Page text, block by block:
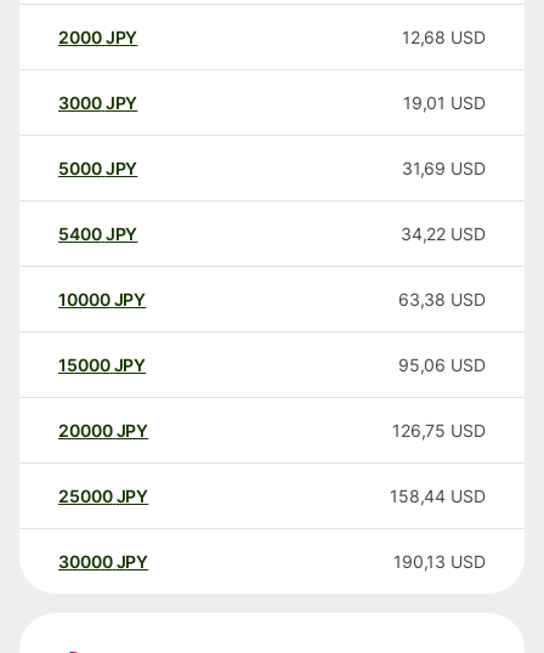
2000JPY 12,68 USD
3000JPY 19,01 USD
5000JPY 31,69 USD
5400JPY 34,22 USD
10000 JPY 63,38 USD
15000 JPY 95,06 USD
20000 JPY 126,75 USD
25000 JPY 158,44 USD
30000 JPY 190,13 USD